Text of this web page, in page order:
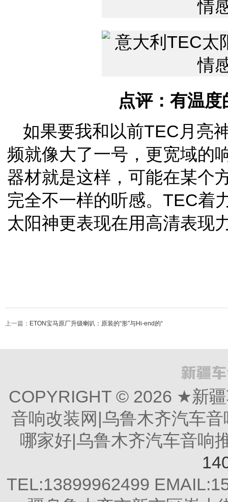
点评：有温
如果要我和以前TEC月亮
频就像大了一号，更宽域的
器材就是这样，可能在某个
完全不一样的听感。TEC着
太阳神更表现在用高清表现
上一篇： ETON宝马原厂升级喇叭：原装的“形”与Hi-end的“
COPYRIGHT © 2026 ★新
音响改装网|乌鲁木齐汽车
哪家好|乌鲁木齐汽车音响
TEL:13899962499